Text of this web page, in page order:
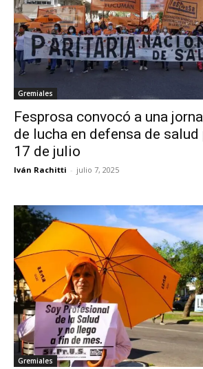
Gremiales
Fesprosa convocó a una
de lucha en defensa de salud
17 de julio
Iván Rachitti - julio 7, 2025
Gremiales